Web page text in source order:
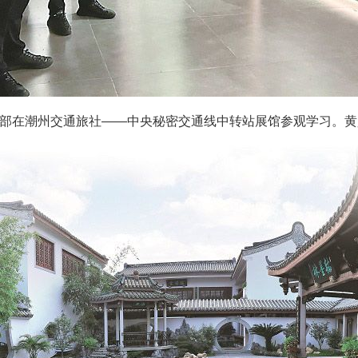
在潮州交通旅社——中央秘密交通线中转站展馆参观学习。